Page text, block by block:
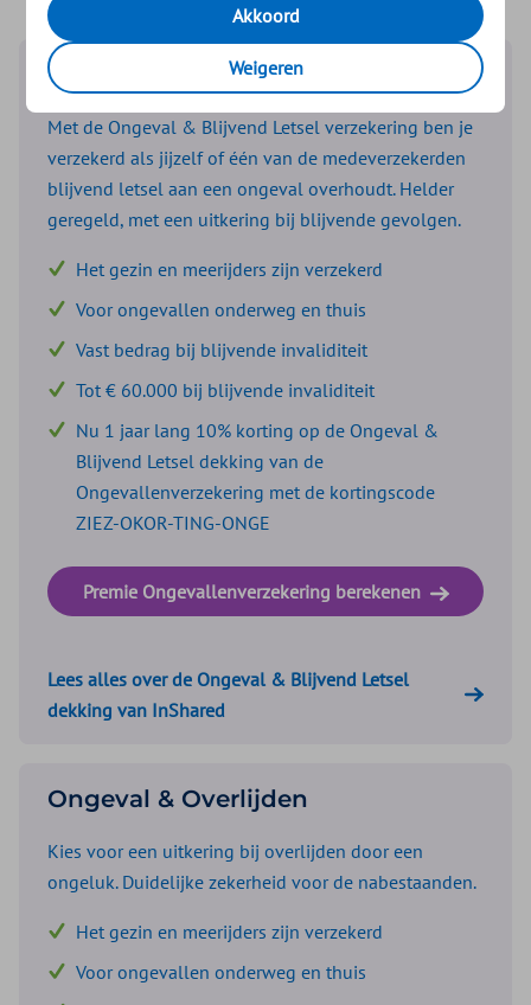
Ongeval & Blijvend Letsel
Met de Ongeval & Blijvend Letsel verzekering ben je
verzekerd als jijzelf of één van de medeverzekerden
blijvend letsel aan een ongeval overhoudt. Helder
geregeld, met een uitkering bij blijvende gevolgen.
Het gezin en meerijders zijn verzekerd
Voor ongevallen onderweg en thuis
Vast bedrag bij blijvende invaliditeit
Tot € 60.000 bij blijvende invaliditeit
Nu 1 jaar lang 10% korting op de Ongeval &
Blijvend Letsel dekking van de
Ongevallenverzekering met de kortingscode
ZIEZ-OKOR-TING-ONGE
Premie Ongevallenverzekering berekenen
Lees alles over de Ongeval & Blijvend Letsel
dekking van InShared
Ongeval & Overlijden
Kies voor een uitkering bij overlijden door een
ongeluk. Duidelijke zekerheid voor de nabestaanden.
Het gezin en meerijders zijn verzekerd
Voor ongevallen onderweg en thuis
Akkoord
Weigeren